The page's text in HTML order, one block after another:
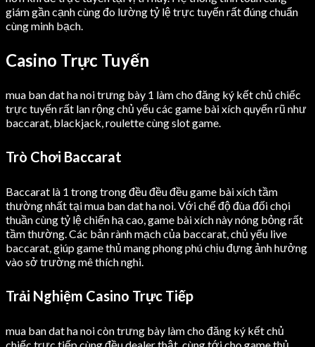
giám gần cạnh cùng đo lường tỷ lệ trực tuyến rất đúng chuẩn
cùng minh bạch.
Casino Trực Tuyến
mua ban dat ha noi trưng bày 1 làm cho đăng ký kết chủ chiếc
trực tuyến rất lan rộng chủ yếu các game bài xích quyến rũ như
baccarat, blackjack, roulette cùng slot game.
Trò Chơi Baccarat
Baccarat là 1 trong trong đều đều đều game bài xích tầm
thường nhất tại mua ban dat ha noi. Với chế độ đùa đối chọi
thuần cùng tỷ lệ chiến hạ cao, game bài xích này nóng bỏng rất
tầm thường. Các bản rành mạch của baccarat, chủ yếu live
baccarat, giúp game thủ mang phong phú chịu đựng ảnh hưởng
vào sở trường mê thích nghi.
Trải Nghiệm Casino Trực Tiếp
mua ban dat ha noi còn trưng bày làm cho đăng ký kết chủ